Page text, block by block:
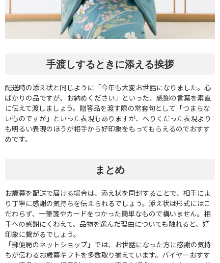
手渡しするときに添える挨拶
配送時の添え状と同じように「今年も大変お世話になりました。心
ばかりの品ですが、お納めください」といった、感謝の言葉を素直
に伝えて渡しましょう。贈答品を渡す際の常套句として「つまらな
いものですが」といった表現もありますが、へりくだった表現より
も明るい表現のほうが相手から好印象をもってもらえるのでおすす
めです。
まとめ
お歳暮を配送で届ける場合は、添え状を同封することで、相手によ
り丁寧に感謝の気持ちを伝えられるでしょう。添え状は形式にはこ
だわらず、一筆箋やカードをつかった簡単なもので構いません。相
手への感謝にくわえて、品物を選んだ理由についても触れると、好
印象に繋がるでしょう。
「郵便局のネットショップ」では、お世話になった方に感謝の気持
ちが伝わるお歳暮ギフトを多数取り揃えています。バイヤーおすす